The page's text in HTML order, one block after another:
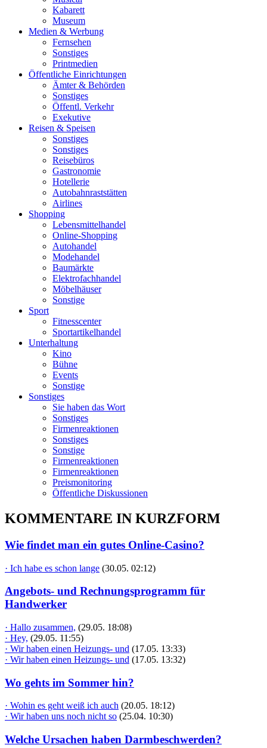
Kabarett
Museum
Medien & Werbung
Fernsehen
Sonstiges
Printmedien
Öffentliche Einrichtungen
Ämter & Behörden
Sonstiges
Öffentl. Verkehr
Exekutive
Reisen & Speisen
Sonstiges
Sonstiges
Reisebüros
Gastronomie
Hotellerie
Autobahnraststätten
Airlines
Shopping
Lebensmittelhandel
Online-Shopping
Autohandel
Modehandel
Baumärkte
Elektrofachhandel
Möbelhäuser
Sonstige
Sport
Fitnesscenter
Sportartikelhandel
Unterhaltung
Kino
Bühne
Events
Sonstige
Sonstiges
Sie haben das Wort
Sonstiges
Firmenreaktionen
Sonstiges
Sonstige
Firmenreaktionen
Firmenreaktionen
Preismonitoring
Öffentliche Diskussionen
KOMMENTARE IN KURZFORM
Wie findet man ein gutes Online-Casino?
· Ich habe es schon lange (30.05. 02:12)
Angebots- und Rechnungsprogramm für
Handwerker
· Hallo zusammen, (29.05. 18:08)
· Hey, (29.05. 11:55)
· Wir haben einen Heizungs- und (17.05. 13:33)
· Wir haben einen Heizungs- und (17.05. 13:32)
Wo gehts im Sommer hin?
· Wohin es geht weiß ich auch (20.05. 18:12)
· Wir haben uns noch nicht so (25.04. 10:30)
Welche Ursachen haben Darmbeschwerden?